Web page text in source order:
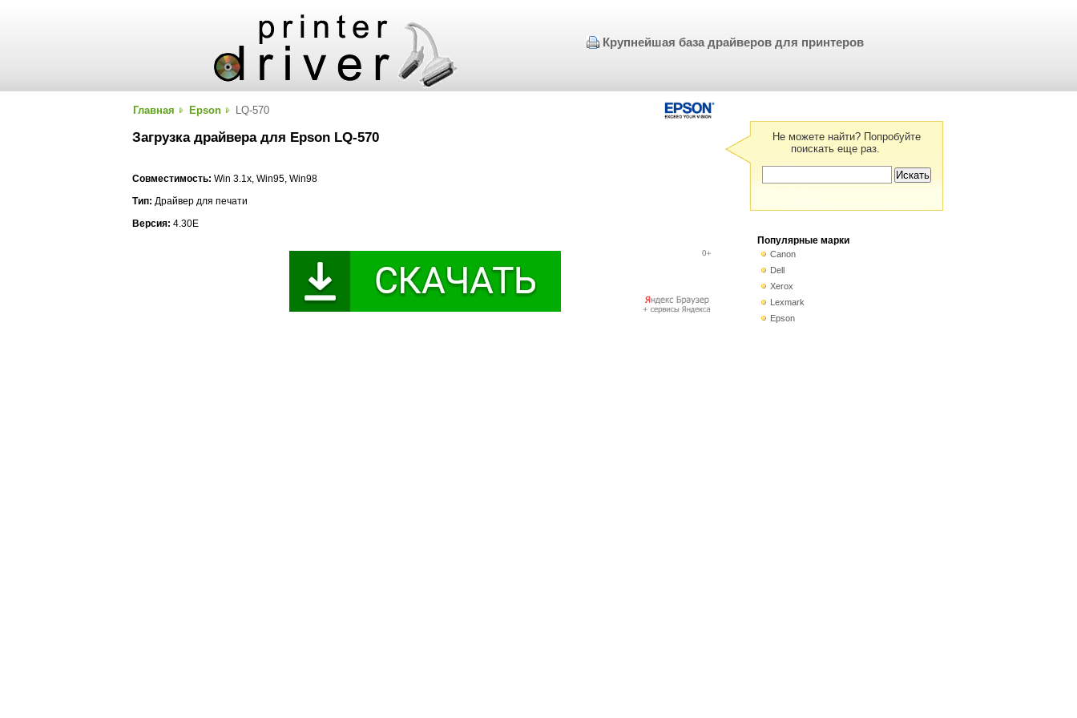
Крупнейшая база драйверов для принтеров
Главная Epson LQ-570
Загрузка драйвера для Epson LQ-570
Совместимость: Win 3.1x, Win95, Win98
Тип: Драйвер для печати
Версия: 4.30E
Не можете найти? Попробуйте
поискать еще раз.
Популярные марки
Canon
Dell
Xerox
Lexmark
Epson